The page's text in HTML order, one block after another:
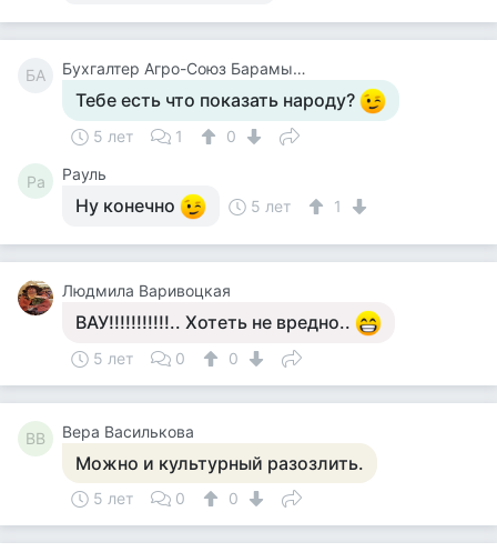
БА Бухгалтер Агро-Союз Барамыкина
Тебе есть что показать народу?
5 лет 1 0
Ра Рауль
Ну конечно 5 лет 1
Людмила Варивоцкая
ВАУ!!!!!!!!!!!.. Хотеть не вредно..
5 лет 0 0
ВВ Вера Василькова
Можно и культурный разозлить.
5 лет 0 0